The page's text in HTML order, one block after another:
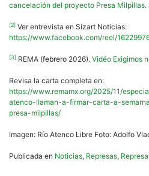
cancelación del proyecto Presa Milpillas.
[2] Ver entrevista en Sizart Noticias:
https://www.facebook.com/reel/
[3] REMA (febrero 2026). Vidéo Exigimos
Revisa la carta completa en:
https://www.remamx.org/2025/11/
atenco-llaman-a-firmar-carta-a-
presa-milpillas/
Imagen: Río Atenco Libre Foto: Adolfo
Publicada en Noticias, Represas,